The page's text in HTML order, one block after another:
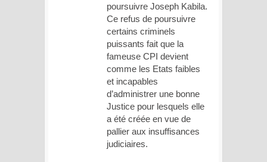
poursuivre Joseph Kabila.
Ce refus de poursuivre
certains criminels
puissants fait que la
fameuse CPI devient
comme les Etats faibles
et incapables
d’administrer une bonne
Justice pour lesquels elle
a été créée en vue de
pallier aux insuffisances
judiciaires.